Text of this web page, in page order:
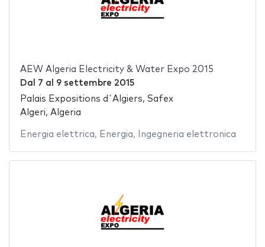
AEW Algeria Electricity & Water Expo 2015
Dal 7 al 9 settembre 2015
Palais Expositions d´Algiers, Safex
Algeri, Algeria
Energia elettrica, Energia, Ingegneria elettronica